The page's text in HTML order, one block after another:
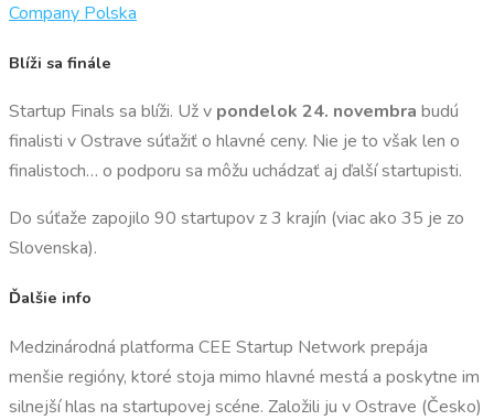
Company Polska
Blíži sa finále
Startup Finals sa blíži. Už v pondelok 24. novembra budú
finalisti v Ostrave súťažiť o hlavné ceny. Nie je to však len o
finalistoch… o podporu sa môžu uchádzať aj ďalší startupisti.
Do súťaže zapojilo 90 startupov z 3 krajín (viac ako 35 je zo
Slovenska).
Ďalšie info
Medzinárodná platforma CEE Startup Network prepája
menšie regióny, ktoré stoja mimo hlavné mestá a poskytne im
silnejší hlas na startupovej scéne. Založili ju v Ostrave (Česko)